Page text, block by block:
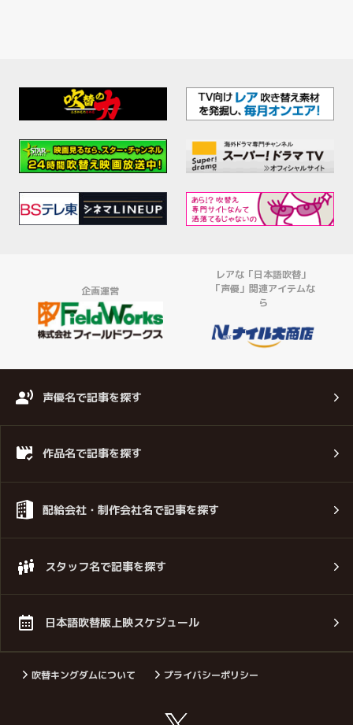
企画運営
レアな「日本語吹替」
「声優」関連アイテムな
ら
声優名で記事を探す
作品名で記事を探す
配給会社・制作会社名で記事を探す
スタッフ名で記事を探す
日本語吹替版上映スケジュール
吹替キングダムについて プライバシーポリシー